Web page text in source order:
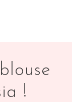
!